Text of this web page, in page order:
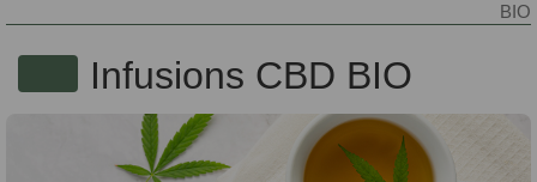
BIO
Infusions CBD BIO